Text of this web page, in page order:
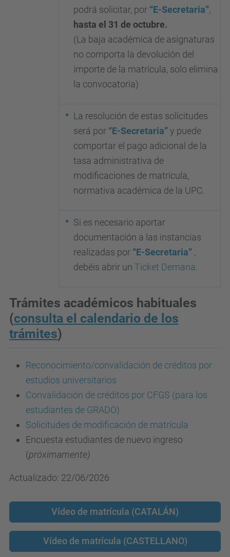
podrá solicitar, por “E-Secretaria”,
hasta el 31 de octubre.
(La baja académica de asignaturas
no comporta la devolución del
importe de la matrícula, solo elimina
la convocatoria)
La resolución de estas solicitudes
será por “E-Secretaria”y puede
comportar el pago adicional de la
tasa administrativa de
modificaciones de matrícula,
normativa académica de la UPC.
Si es necesario aportar
documentación a las instancias
realizadas por “E-Secretaria” ,
debéis abrir un Ticket Demana
Trámites académicos habituales
(consulta el calendario de los
trámites)
Reconocimiento/convalidación de créditos por
estudios universitarios
Convalidación de créditos por CFGS (para los
estudiantes de GRADO)
Solicitudes de modificación de matrícula
Encuesta estudiantes de nuevo ingreso
(próximamente)
Actualizado: 22/06/2026
Vídeo de matrícula (CATALÁN)
Vídeo de matrícula (CASTELLANO)